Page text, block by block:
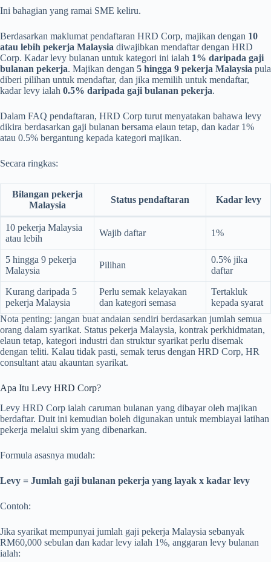
Ini bahagian yang ramai SME keliru.
Berdasarkan maklumat pendaftaran HRD Corp, majikan dengan 10
atau lebih pekerja Malaysia diwajibkan mendaftar dengan HRD
Corp. Kadar levy bulanan untuk kategori ini ialah 1% daripada gaji
bulanan pekerja. Majikan dengan 5 hingga 9 pekerja Malaysia pula
diberi pilihan untuk mendaftar, dan jika memilih untuk mendaftar,
kadar levy ialah 0.5% daripada gaji bulanan pekerja.
Dalam FAQ pendaftaran, HRD Corp turut menyatakan bahawa levy
dikira berdasarkan gaji bulanan bersama elaun tetap, dan kadar 1%
atau 0.5% bergantung kepada kategori majikan.
Secara ringkas:
Bilangan pekerja
Malaysia
Status pendaftaran Kadar levy
10 pekerja Malaysia
atau lebih
Wajib daftar 1%
5 hingga 9 pekerja
Malaysia
Pilihan
0.5% jika
daftar
Kurang daripada 5
pekerja Malaysia
Perlu semak kelayakan
dan kategori semasa
Tertakluk
kepada syarat
Nota penting: jangan buat andaian sendiri berdasarkan jumlah semua
orang dalam syarikat. Status pekerja Malaysia, kontrak perkhidmatan,
elaun tetap, kategori industri dan struktur syarikat perlu disemak
dengan teliti. Kalau tidak pasti, semak terus dengan HRD Corp, HR
consultant atau akauntan syarikat.
Apa Itu Levy HRD Corp?
Levy HRD Corp ialah caruman bulanan yang dibayar oleh majikan
berdaftar. Duit ini kemudian boleh digunakan untuk membiayai latihan
pekerja melalui skim yang dibenarkan.
Formula asasnya mudah:
Levy = Jumlah gaji bulanan pekerja yang layak x kadar levy
Contoh:
Jika syarikat mempunyai jumlah gaji pekerja Malaysia sebanyak
RM60,000 sebulan dan kadar levy ialah 1%, anggaran levy bulanan
ialah: